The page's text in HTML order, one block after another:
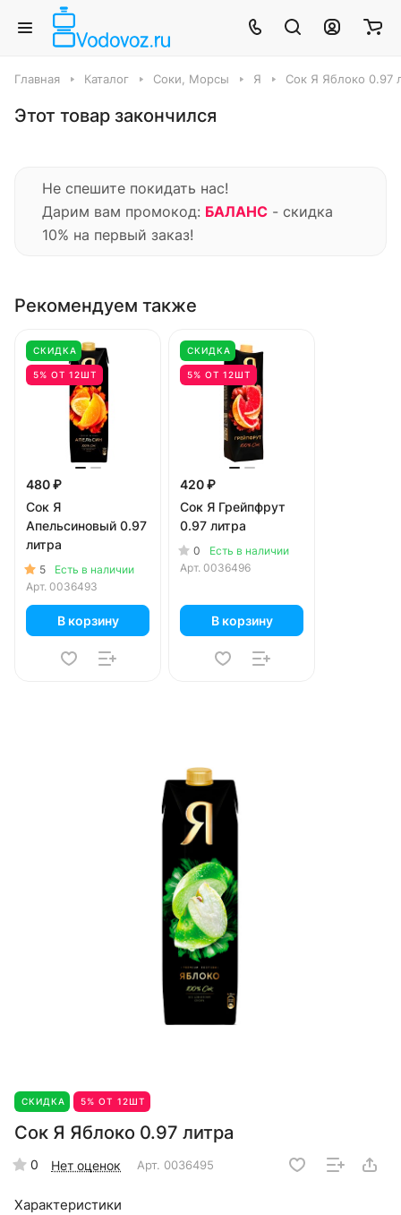
Главная Каталог Соки, Морсы Я Сок Я Яблоко 0.97
Этот товар закончился
Не спешите покидать нас!
Дарим вам промокод: БАЛАНС - скидка
10% на первый заказ!
Рекомендуем также
СКИДКА
5% ОТ 12ШТ
480 ₽
Сок Я
Апельсиновый 0.97
литра
5
Есть в наличии
Арт. 0036493
В корзину
СКИДКА
5% ОТ 12ШТ
420 ₽
Сок Я Грейпфрут
0.97 литра
0
Есть в наличии
Арт. 0036496
В корзину
СКИДКА 5% ОТ 12ШТ
Сок Я Яблоко 0.97 литра
0 Нет оценок Арт. 0036495
Характеристики